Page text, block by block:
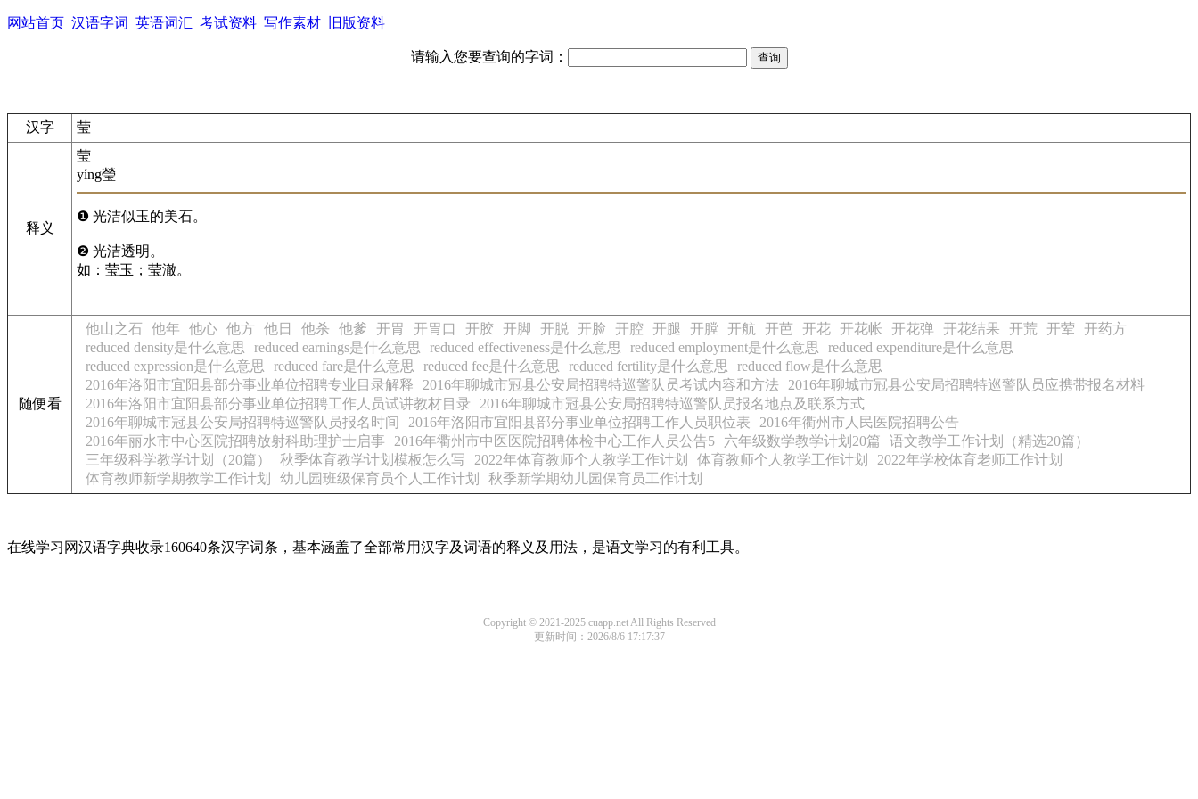
网站首页 汉语字词 英语词汇 考试资料 写作素材 旧版资料
请输入您要查询的字词：
汉字 莹
释义
莹
yíng瑩
❶ 光洁似玉的美石。
❷ 光洁透明。
如：莹玉；莹澈。
随便看
他山之石 他年 他心 他方 他日 他杀 他爹 开胃 开胃口 开胶 开脚 开脱 开脸 开腔 开腿 开膛 开航 开芭 开花 开花帐 开花弹 开花结果 开荒 开荤
开药方
reduced density是什么意思
reduced earnings是什么意思 reduced effectiveness是什么意思 reduced employment是什么意思
reduced expenditure是什么意思
reduced expression是什么意思
reduced fare是什么意思 reduced fee是什么意思 reduced fertility是什么意思
reduced flow是什么意思
2016年洛阳市宜阳县部分事业单位招聘专业目录解释
2016年聊城市冠县公安局招聘特巡警队员考试内容和方法
2016年聊城市冠县公安局招聘特巡警队员应携带报名材料
2016年洛阳市宜阳县部分事业单位招聘工作人员试讲教材目录
2016年聊城市冠县公安局招聘特巡警队员报名地点及联系方式
2016年聊城市冠县公安局招聘特巡警队员报名时间
2016年洛阳市宜阳县部分事业单位招聘工作人员职位表
2016年衢州市人民医院招聘公告
2016年丽水市中心医院招聘放射科助理护士启事
2016年衢州市中医医院招聘体检中心工作人员公告5 六年级数学教学计划20篇
语文教学工作计划（精选20篇）
三年级科学教学计划（20篇）
秋季体育教学计划模板怎么写 2022年体育教师个人教学工作计划 体育教师个人教学工作计划
2022年学校体育老师工作计划
体育教师新学期教学工作计划
幼儿园班级保育员个人工作计划 秋季新学期幼儿园保育员工作计划
在线学习网汉语字典收录160640条汉字词条，基本涵盖了全部常用汉字及词语的释义及用法，是语文学习的有利工具。
Copyright © 2021-2025 cuapp.net All Rights Reserved
更新时间：2026/8/6 17:17:37